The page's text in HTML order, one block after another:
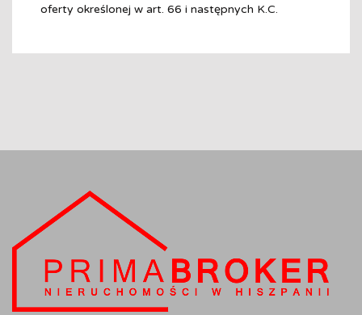
oferty określonej w art. 66 i następnych K.C.